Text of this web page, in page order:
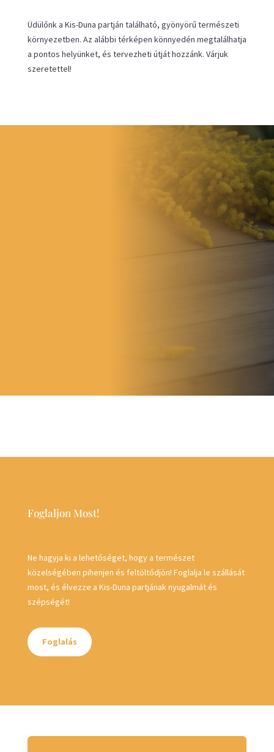
Üdülőnk a Kis-Duna partján található, gyönyörű természeti
környezetben. Az alábbi térképen könnyedén megtalálhatja
a pontos helyünket, és tervezheti útját hozzánk. Várjuk
szeretettel!
Foglaljon Most!
Ne hagyja ki a lehetőséget, hogy a természet
közelségében pihenjen és feltöltődjön! Foglalja le szállását
most, és élvezze a Kis-Duna partjának nyugalmát és
szépségét!
Foglalás